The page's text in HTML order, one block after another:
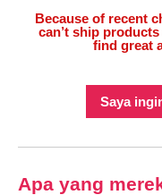
Because of recent
can’t ship
find great
Saya
Apa yang